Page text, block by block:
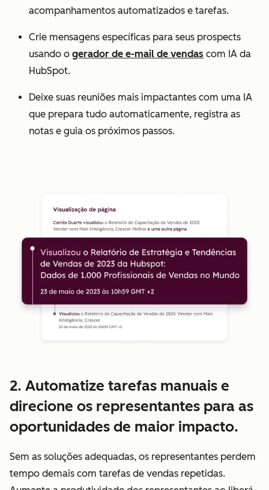
acompanhamentos automatizados e tarefas.
Crie mensagens específicas para seus prospects
usando o gerador de e-mail de vendas com IA da
HubSpot.
Deixe suas reuniões mais impactantes com uma IA
que prepara tudo automaticamente, registra as
notas e guia os próximos passos.
2. Automatize tarefas manuais e
direcione os representantes para as
oportunidades de maior impacto.
Sem as soluções adequadas, os representantes perdem
tempo demais com tarefas de vendas repetidas.